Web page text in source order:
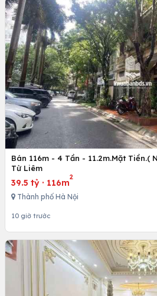
Bán 116m - 4 Tần - 11.2m.Mặt Tiền.(
Từ Liêm
39.5 tỷ · 116m
2
Thành phố Hà Nội
10 giờ trước